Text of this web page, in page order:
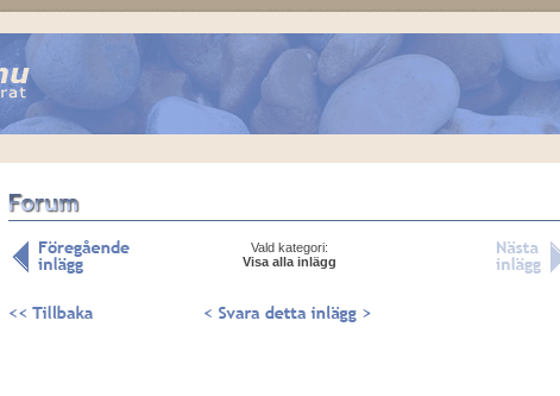
Vald kategori:
Visa alla inlägg